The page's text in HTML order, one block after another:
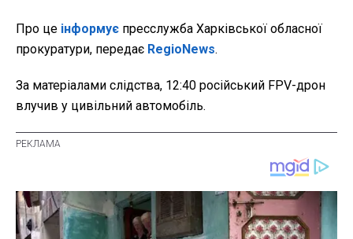
Про це інформує пресслужба Харківської обласної
прокуратури, передає RegioNews.
За матеріалами слідства, 12:40 російський FPV-дрон
влучив у цивільний автомобіль.